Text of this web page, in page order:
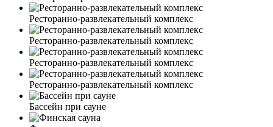
Ресторанно-развлекательный комплекс
Ресторанно-развлекательный комплекс
Ресторанно-развлекательный комплекс
Ресторанно-развлекательный комплекс
Бассейн при сауне